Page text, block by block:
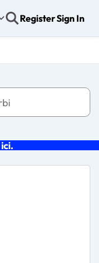
RegisterSign In
ici.